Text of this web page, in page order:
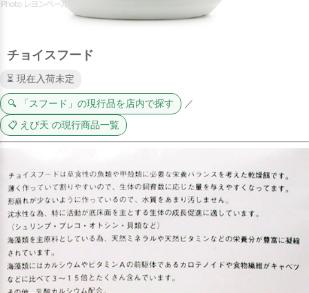
チョイスフード
⏳ 現在入荷未定
🔍 「スフード」の現行品を店内で探す ／
📋 えび天 の現行商品一覧